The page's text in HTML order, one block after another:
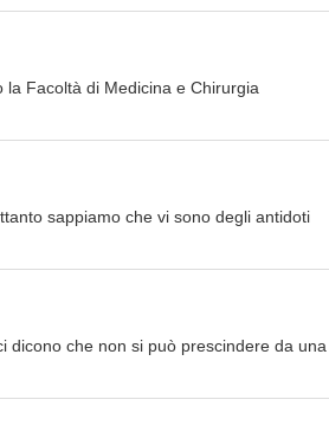
Facoltà di Medicina e Chirurgia
sappiamo che vi sono degli antidoti
dicono che non si può prescindere da una